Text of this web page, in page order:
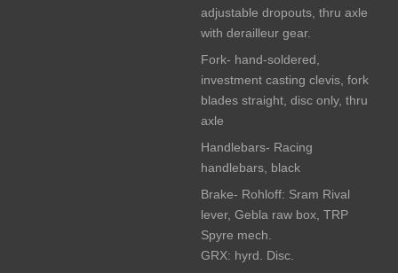
adjustable dropouts, thru axle
with derailleur gear.
Fork- hand-soldered,
investment casting clevis, fork
blades straight, disc only, thru
axle
Handlebars- Racing
handlebars, black
Brake- Rohloff: Sram Rival
lever, Gebla raw box, TRP
Spyre mech.
GRX: hyrd. Disc.